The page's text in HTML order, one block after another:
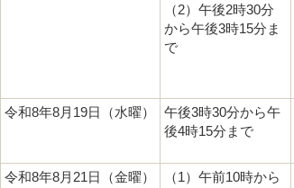
（2）午後2時30分
から午後3時15分ま
で
令和8年8月19日（水曜）
午後3時30分から午
後4時15分まで
令和8年8月21日（金曜）
（1）午前10時から